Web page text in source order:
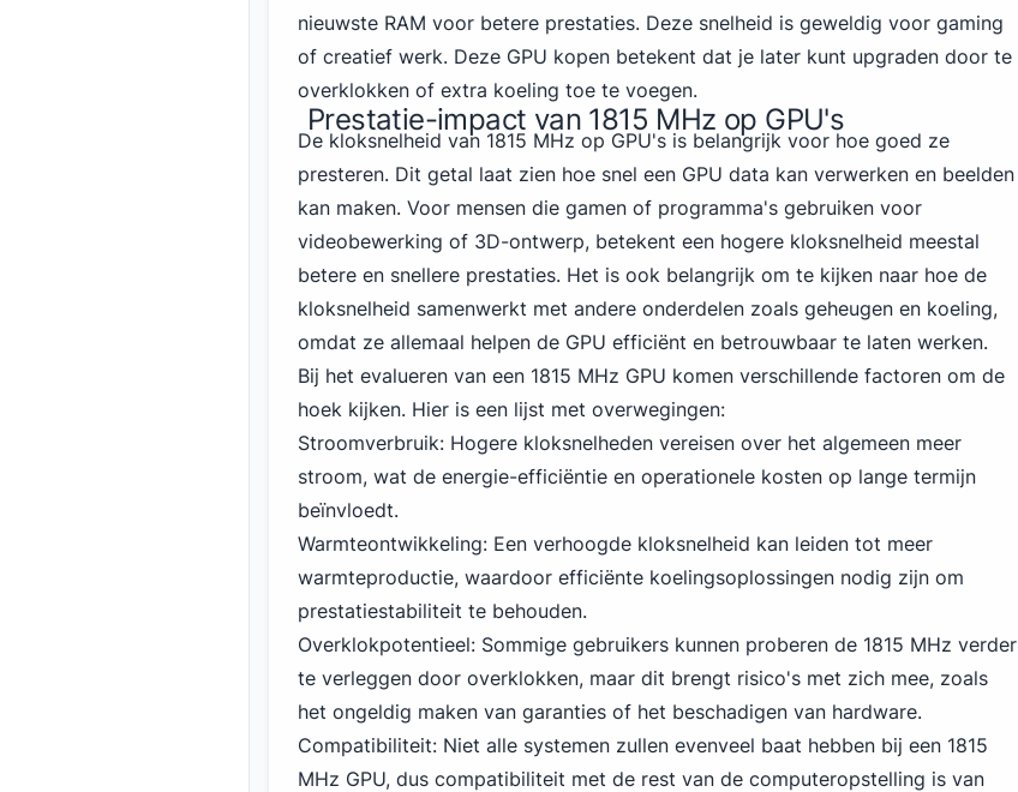
nieuwste RAM voor betere prestaties. Deze snelheid is geweldig voor gaming
of creatief werk. Deze GPU kopen betekent dat je later kunt upgraden door te
overklokken of extra koeling toe te voegen.
Prestatie-impact van 1815 MHz op GPU's
De kloksnelheid van 1815 MHz op GPU's is belangrijk voor hoe goed ze
presteren. Dit getal laat zien hoe snel een GPU data kan verwerken en beelden
kan maken. Voor mensen die gamen of programma's gebruiken voor
videobewerking of 3D-ontwerp, betekent een hogere kloksnelheid meestal
betere en snellere prestaties. Het is ook belangrijk om te kijken naar hoe de
kloksnelheid samenwerkt met andere onderdelen zoals geheugen en koeling,
omdat ze allemaal helpen de GPU efficiënt en betrouwbaar te laten werken.
Bij het evalueren van een 1815 MHz GPU komen verschillende factoren om de
hoek kijken. Hier is een lijst met overwegingen:
Stroomverbruik: Hogere kloksnelheden vereisen over het algemeen meer
stroom, wat de energie-efficiëntie en operationele kosten op lange termijn
beïnvloedt.
Warmteontwikkeling: Een verhoogde kloksnelheid kan leiden tot meer
warmteproductie, waardoor efficiënte koelingsoplossingen nodig zijn om
prestatiestabiliteit te behouden.
Overklokpotentieel: Sommige gebruikers kunnen proberen de 1815 MHz verder
te verleggen door overklokken, maar dit brengt risico's met zich mee, zoals
het ongeldig maken van garanties of het beschadigen van hardware.
Compatibiliteit: Niet alle systemen zullen evenveel baat hebben bij een 1815
MHz GPU, dus compatibiliteit met de rest van de computeropstelling is van